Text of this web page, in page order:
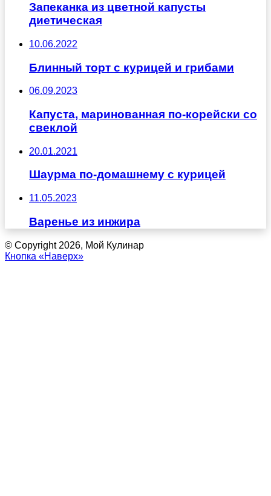
Запеканка из цветной капусты
диетическая
10.06.2022
Блинный торт с курицей и грибами
06.09.2023
Капуста, маринованная по-корейски со
свеклой
20.01.2021
Шаурма по-домашнему с курицей
11.05.2023
Варенье из инжира
© Copyright 2026, Мой Кулинар
Кнопка «Наверх»